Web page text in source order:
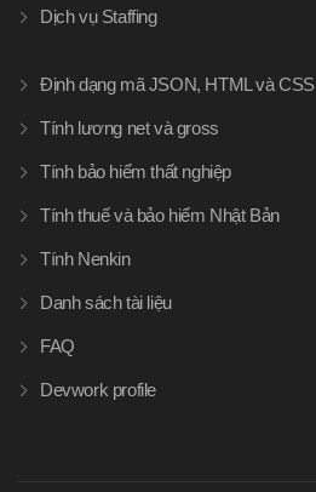
Dịch vụ Staffing
Định dạng mã JSON, HTML và CSS
Tính lương net và gross
Tính bảo hiểm thất nghiệp
Tính thuế và bảo hiểm Nhật Bản
Tính Nenkin
Danh sách tài liệu
FAQ
Devwork profile